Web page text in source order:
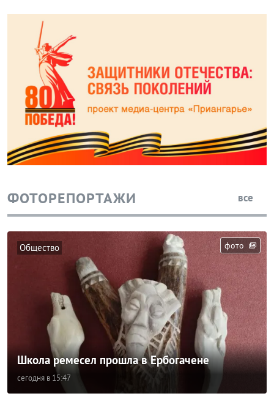
ФОТОРЕПОРТАЖИ все
фото
Общество
Школа ремесел прошла в Ербогачене
сегодня в 15:47